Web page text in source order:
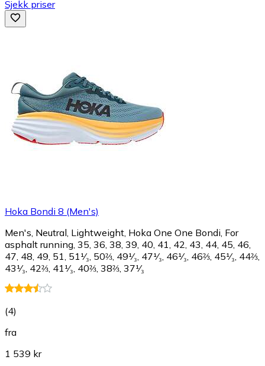
Sjekk priser
Hoka Bondi 8 (Men's)
Men's, Neutral, Lightweight, Hoka One One Bondi, For
asphalt running, 35, 36, 38, 39, 40, 41, 42, 43, 44, 45, 46,
47, 48, 49, 51, 51¹⁄₃, 50⅔, 49¹⁄₃, 47¹⁄₃, 46¹⁄₃, 46⅔, 45¹⁄₃, 44⅔,
43¹⁄₃, 42⅔, 41¹⁄₃, 40⅔, 38⅔, 37¹⁄₃
(4)
fra
1 539 kr